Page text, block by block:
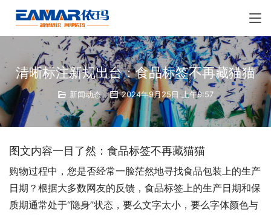
清晰标注新规出台：食品标签不再藏猫猫
新闻动态 2024年9月25日 上午9:57
图文内容一目了然：食品标签不再藏猫猫
购物过程中，您是否经常一脸茫然地寻找食品包装上的生产
日期？根据大多数网友的反馈，食品标签上的生产日期和保
质期通常处于“隐身”状态，要么文字太小，要么字体颜色与